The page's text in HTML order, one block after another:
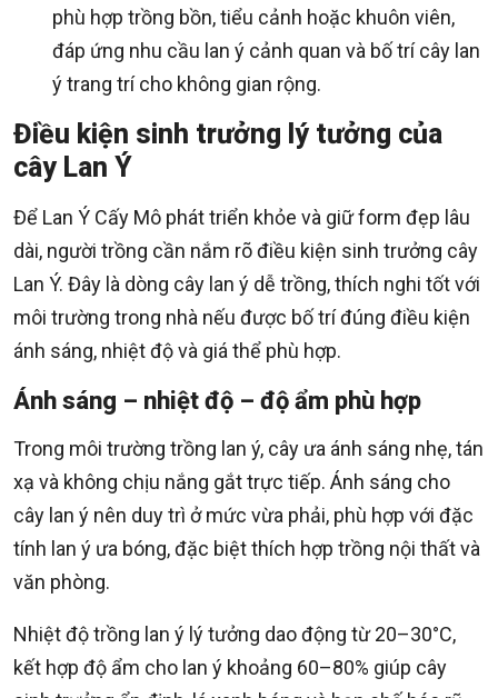
phù hợp trồng bồn, tiểu cảnh hoặc khuôn viên,
đáp ứng nhu cầu lan ý cảnh quan và bố trí cây lan
ý trang trí cho không gian rộng.
Điều kiện sinh trưởng lý tưởng của
cây Lan Ý
Để Lan Ý Cấy Mô phát triển khỏe và giữ form đẹp lâu
dài, người trồng cần nắm rõ điều kiện sinh trưởng cây
Lan Ý. Đây là dòng cây lan ý dễ trồng, thích nghi tốt với
môi trường trong nhà nếu được bố trí đúng điều kiện
ánh sáng, nhiệt độ và giá thể phù hợp.
Ánh sáng – nhiệt độ – độ ẩm phù hợp
Trong môi trường trồng lan ý, cây ưa ánh sáng nhẹ, tán
xạ và không chịu nắng gắt trực tiếp. Ánh sáng cho
cây lan ý nên duy trì ở mức vừa phải, phù hợp với đặc
tính lan ý ưa bóng, đặc biệt thích hợp trồng nội thất và
văn phòng.
Nhiệt độ trồng lan ý lý tưởng dao động từ 20–30°C,
kết hợp độ ẩm cho lan ý khoảng 60–80% giúp cây